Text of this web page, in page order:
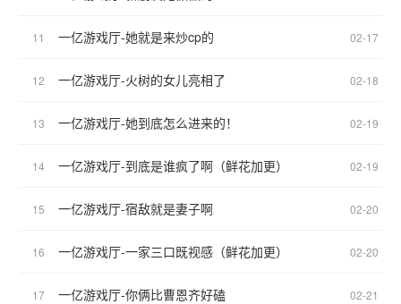
11 一亿游戏厅-她就是来炒cp的 02-17
12 一亿游戏厅-火树的女儿亮相了 02-18
13 一亿游戏厅-她到底怎么进来的！ 02-19
14 一亿游戏厅-到底是谁疯了啊（鲜花加更） 02-19
15 一亿游戏厅-宿敌就是妻子啊 02-20
16 一亿游戏厅-一家三口既视感（鲜花加更） 02-20
17 一亿游戏厅-你俩比曹恩齐好磕 02-21